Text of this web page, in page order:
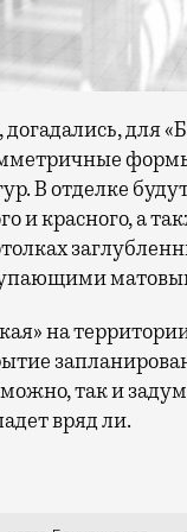
для
В отделке
и красного, а
на
так и
вряд ли.
турбина эта